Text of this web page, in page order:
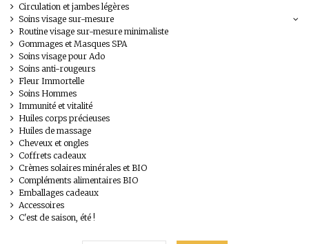
Circulation et jambes légères
Soins visage sur-mesure
Routine visage sur-mesure minimaliste
Gommages et Masques SPA
Soins visage pour Ado
Soins anti-rougeurs
Fleur Immortelle
Soins Hommes
Immunité et vitalité
Huiles corps précieuses
Huiles de massage
Cheveux et ongles
Coffrets cadeaux
Crèmes solaires minérales et BIO
Compléments alimentaires BIO
Emballages cadeaux
Accessoires
C'est de saison, été !